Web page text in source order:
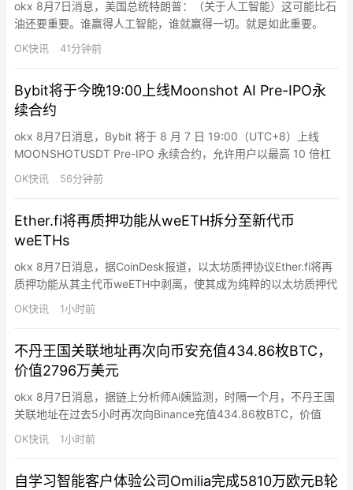
okx 8月7日消息，美国总统特朗普：（关于人工智能）这可能比石
油还要重要。谁赢得人工智能，谁就赢得一切。就是如此重要。
OK快讯 41分钟前
Bybit将于今晚19:00上线Moonshot AI Pre-IPO永
续合约
okx 8月7日消息，Bybit 将于 8 月 7 日 19:00（UTC+8）上线
MOONSHOTUSDT Pre-IPO 永续合约，允许用户以最高 10 倍杠
杆交易 Moonshot AI（Kimi 背后公司）在 IPO 前的估值。
OK快讯 56分钟前
Ether.fi将再质押功能从weETH拆分至新代币
weETHs
okx 8月7日消息，据CoinDesk报道，以太坊质押协议Ether.fi将再
质押功能从其主代币weETH中剥离，使其成为纯粹的以太坊质押代
币，并将再质押功能转移至新代币weETHs。此前持有weETH的用
户同时承担两种风险，现在可选择持有weETH仅获取普通质押收
35.5亿美元客户存款…
OK快讯 1小时前
不丹王国关联地址再次向币安充值434.86枚BTC，
价值2796万美元
okx 8月7日消息，据链上分析师Ai姨监测，时隔一个月，不丹王国
关联地址在过去5小时再次向Binance充值434.86枚BTC，价值
2796万美元。该地址被Arkham标记为疑似归属于不丹皇家政府，
曾与不丹王国有过交互。
OK快讯 1小时前
自学习智能客户体验公司Omilia完成5810万欧元B轮